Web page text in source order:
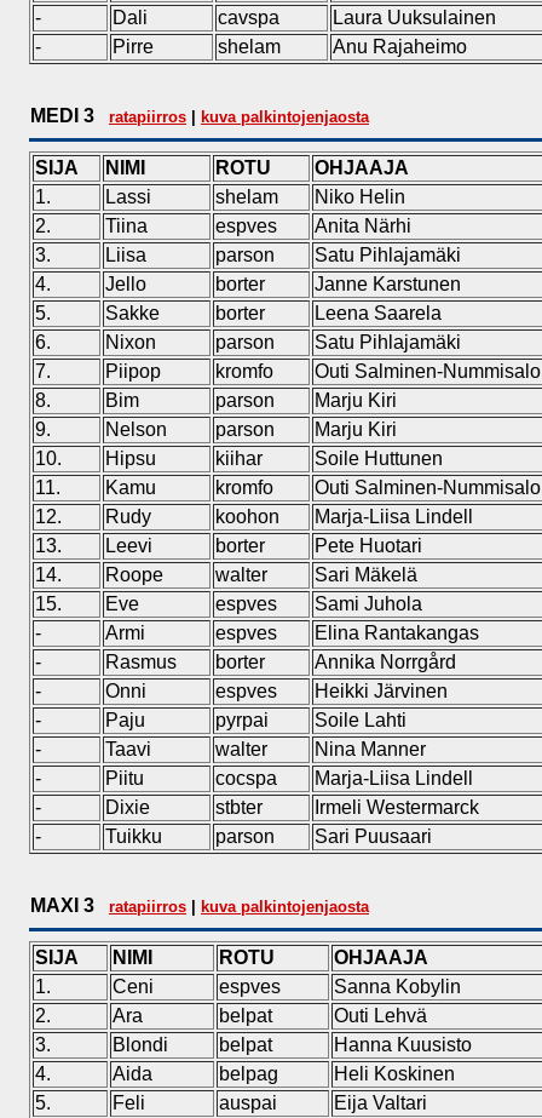
-
Dali cavspa
Laura Uuksulainen
-
Pirre shelam Anu Rajaheimo
MEDI 3 ratapiirros kuva palkintojenjaosta
SIJA NIMI ROTU
OHJAAJA
1.
Lassi shelam
Niko Helin
2.
Tiina espves
Anita Närhi
3.
Liisa parson
Satu Pihlajamäki
4.
Jello borter
Janne Karstunen
5.
Sakke borter
Leena Saarela
6.
Nixon parson
Satu Pihlajamäki
7.
Piipop kromfo
Outi Salminen-Nummisalo
8.
Bim parson
Marju Kiri
9.
Nelson parson
Marju Kiri
10.
Hipsu kiihar
Soile Huttunen
11.
Kamu kromfo
Outi Salminen-Nummisalo
12.
Rudy koohon
Marja-Liisa Lindell
13.
Leevi borter
Pete Huotari
14.
Roope walter
Sari Mäkelä
15.
Eve espves
Sami Juhola
-
Armi espves
Elina Rantakangas
-
Rasmus borter
Annika Norrgård
-
Onni espves
Heikki Järvinen
-
Paju pyrpai
Soile Lahti
-
Taavi walter
Nina Manner
-
Piitu cocspa
Marja-Liisa Lindell
-
Dixie stbter
Irmeli Westermarck
-
Tuikku parson Sari Puusaari
MAXI 3 ratapiirros kuva palkintojenjaosta
SIJA NIMI ROTU
OHJAAJA
1.
Ceni espves
Sanna Kobylin
2.
Ara belpat
Outi Lehvä
3.
Blondi belpat
Hanna Kuusisto
4.
Aida belpag
Heli Koskinen
5.
Feli auspai
Eija Valtari